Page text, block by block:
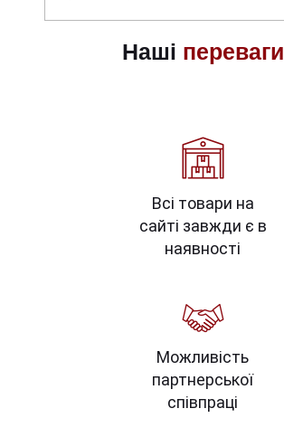
Наші переваги
Всі товари на
сайті завжди є в
наявності
Можливість
партнерської
співпраці